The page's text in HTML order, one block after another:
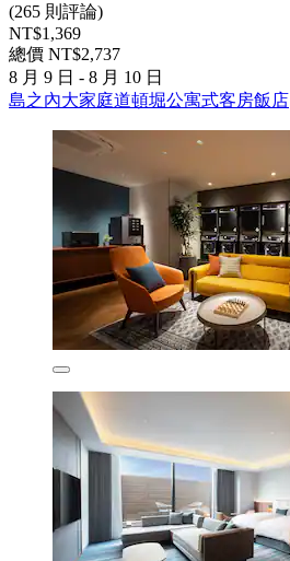
(265 則評論)
NT$1,369
總價 NT$2,737
8 月 9 日 - 8 月 10 日
島之內大家庭道頓堀公寓式客房飯店